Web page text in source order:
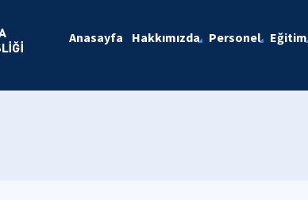
Anasayfa Hakkımızda Personel Eğitim